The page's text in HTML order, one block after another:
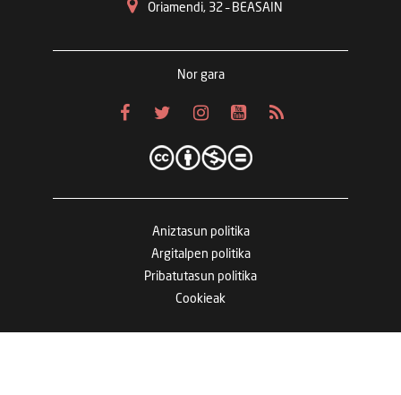
Oriamendi, 32 – BEASAIN
Nor gara
Aniztasun politika
Argitalpen politika
Pribatutasun politika
Cookieak